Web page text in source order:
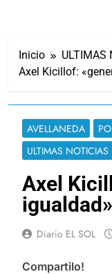
Inicio
ULTIMAS
Axel Kicillof:
AVELLANEDA
ULTIMAS NOTICIAS
Axel
igualdad»
Diario EL SOL
Compartilo!